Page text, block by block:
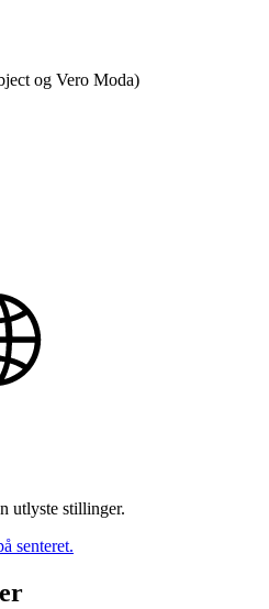
og Vero Moda)
utlyste stillinger.
senteret.